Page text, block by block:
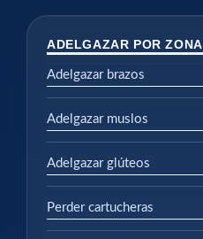
ADELGAZAR POR ZONA
Adelgazar brazos
Adelgazar muslos
Adelgazar glúteos
Perder cartucheras